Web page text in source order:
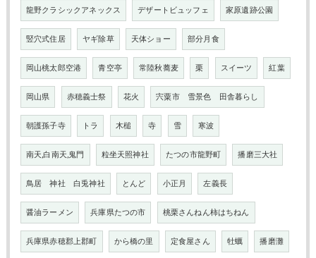
龍野クラシックアネックス デザートビュッフェ 家原遺跡公園
竪穴式住居 ヤギ除草 天体ショー 部分月食
岡山桃太郎空港 青空亭 常陸秋蕎麦 栗 スイーツ 紅葉
岡山県 赤穂義士祭 花火 宍粟市 雪景色 田舎暮らし
朝護孫子寺 トラ 木槌 寺 雪 寒波
南天,白南天,鬼門 粒坐天照神社 たつの市龍野町 播磨三大社
鳥居 神社 白兎神社 とんど 小正月 左義長
醤油ラーメン 兵庫県たつの市 桃栗さんねん柿はちねん
兵庫県赤穂郡上郡町 から橋の里 定食屋さん 牡蠣 播磨灘